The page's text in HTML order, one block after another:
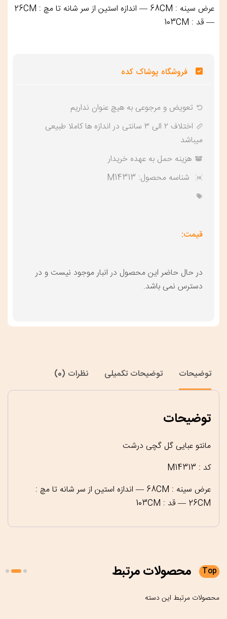
عرض سینه : 68CM — اندازه استین از سر شانه تا مچ : 26CM
— قد : 103CM
فروشگاه پوشاک کده
تعویض و‌ مرجوعی به هیچ عنوان نداریم
اختلاف ۲ الی ۳ سانتی در اندازه ها کاملا طبیعی
میباشد
هزینه حمل به عهده خریدار
شناسه محصول: M14313
قیمت:
در حال حاضر این محصول در انبار موجود نیست و در
دسترس نمی باشد.
توضیحات توضیحات تکمیلی نظرات (0)
توضیحات
مانتو عبایی گل گچی درشت
کد : M14313
عرض سینه : 68CM — اندازه استین از سر شانه تا مچ :
26CM — قد : 103CM
Top محصولاتمرتبط
محصولات مرتبط این دسته